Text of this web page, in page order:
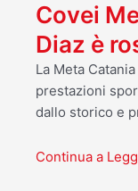
Covei
Diaz è
La Meta
prestazioni
dallo storico e
Continua a